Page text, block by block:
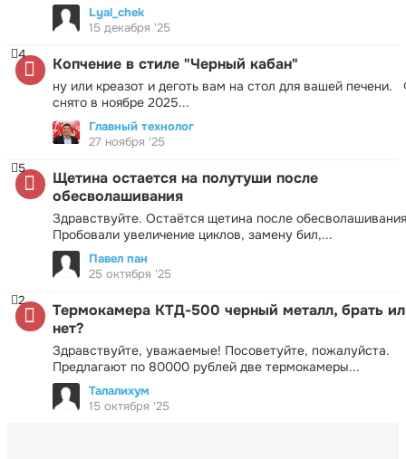
Lyal_chek
15 декабря '25
Копчение в стиле "Черный кабан"
ну или креазот и деготь вам на стол для вашей печени.
снято в ноябре 2025...
4
Главный технолог
27 ноября '25
Щетина остается на полутуши после
обесволашивания
Здравствуйте. Остаётся щетина после
Пробовали увеличение циклов, замену бил,...
5
Павел пан
25 октября '25
Термокамера КТД-500 черный металл, брать
нет?
Здравствуйте, уважаемые! Посоветуйте, пожалуйста.
Предлагают по 80000 рублей две термокамеры...
2
Талалихум
15 октября '25